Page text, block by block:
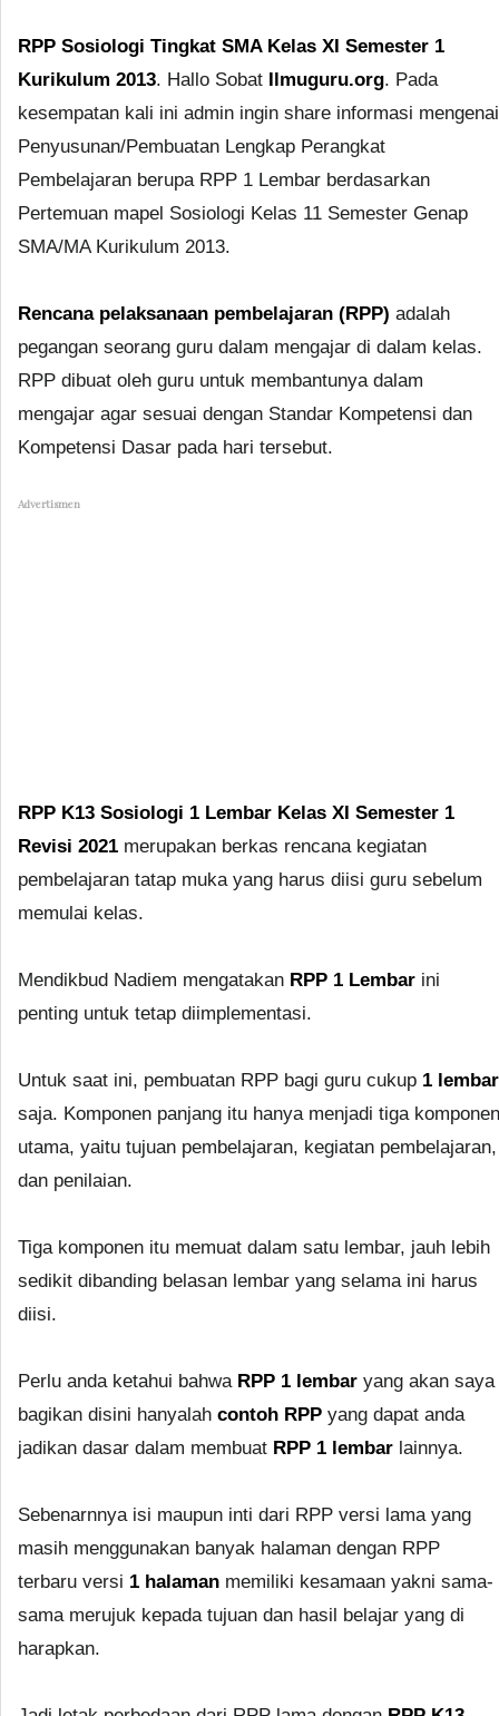
RPP Sosiologi Tingkat SMA Kelas XI Semester 1
Kurikulum 2013. Hallo Sobat Ilmuguru.org. Pada
kesempatan kali ini admin ingin share informasi mengenai
Penyusunan/Pembuatan Lengkap Perangkat
Pembelajaran berupa RPP 1 Lembar berdasarkan
Pertemuan mapel Sosiologi Kelas 11 Semester Genap
SMA/MA Kurikulum 2013.
Rencana pelaksanaan pembelajaran (RPP) adalah
pegangan seorang guru dalam mengajar di dalam kelas.
RPP dibuat oleh guru untuk membantunya dalam
mengajar agar sesuai dengan Standar Kompetensi dan
Kompetensi Dasar pada hari tersebut.
Advertismen
RPP K13 Sosiologi 1 Lembar Kelas XI Semester 1
Revisi 2021 merupakan berkas rencana kegiatan
pembelajaran tatap muka yang harus diisi guru sebelum
memulai kelas.
Mendikbud Nadiem mengatakan RPP 1 Lembar ini
penting untuk tetap diimplementasi.
Untuk saat ini, pembuatan RPP bagi guru cukup 1 lembar
saja. Komponen panjang itu hanya menjadi tiga komponen
utama, yaitu tujuan pembelajaran, kegiatan pembelajaran,
dan penilaian.
Tiga komponen itu memuat dalam satu lembar, jauh lebih
sedikit dibanding belasan lembar yang selama ini harus
diisi.
Perlu anda ketahui bahwa RPP 1 lembar yang akan saya
bagikan disini hanyalah contoh RPP yang dapat anda
jadikan dasar dalam membuat RPP 1 lembar lainnya.
Sebenarnnya isi maupun inti dari RPP versi lama yang
masih menggunakan banyak halaman dengan RPP
terbaru versi 1 halaman memiliki kesamaan yakni sama-
sama merujuk kepada tujuan dan hasil belajar yang di
harapkan.